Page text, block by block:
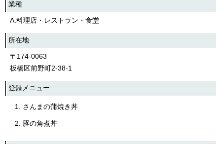
業種
A.料理店・レストラン・食堂
所在地
〒174-0063
板橋区前野町2-38-1
登録メニュー
さんまの蒲焼き丼
豚の角煮丼